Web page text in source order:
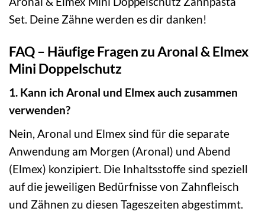
Set. Deine Zähne werden es dir danken!
FAQ – Häufige Fragen zu Aronal & Elmex
Mini Doppelschutz
1. Kann ich Aronal und Elmex auch zusammen
verwenden?
Nein, Aronal und Elmex sind für die separate
Anwendung am Morgen (Aronal) und Abend
(Elmex) konzipiert. Die Inhaltsstoffe sind speziell
auf die jeweiligen Bedürfnisse von Zahnfleisch
und Zähnen zu diesen Tageszeiten abgestimmt.